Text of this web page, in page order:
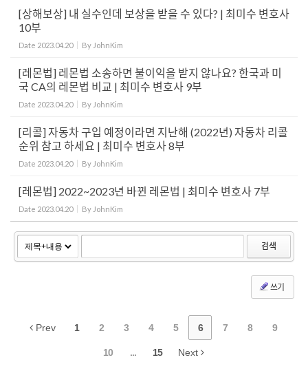
[상해보상] 내 실수인데 보상을 받을 수 있다? | 최미수 변호사
10부
Date 2023.04.20 By JohnKim
[레몬법] 레몬법 소송하면 불이익을 받지 않나요? 한국과 미
국 CA의 레몬법 비교 | 최미수 변호사 9부
Date 2023.04.20 By JohnKim
[리콜] 자동차 구입 예정이라면 지난해 (2022년) 자동차 리콜
순위 참고 하세요 | 최미수 변호사 8부
Date 2023.04.20 By JohnKim
[레몬법] 2022~2023년 바뀐 레몬법 | 최미수 변호사 7부
Date 2023.04.20 By JohnKim
검색
쓰기
Prev 1 2 3 4 5 6 7 8 9
10 ... 15 Next